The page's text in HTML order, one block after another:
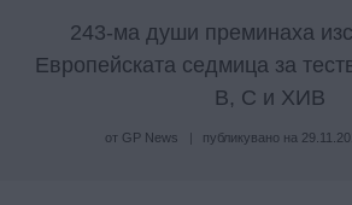
243-ма души преминаха
Европейската седмица за
В, С и ХИВ
от GP News публикувано на